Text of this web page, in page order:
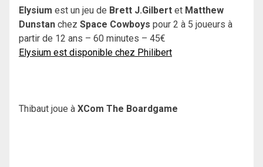
Elysium est un jeu de Brett J.Gilbert et Matthew
Dunstan chez Space Cowboys pour 2 à 5 joueurs à
partir de 12 ans – 60 minutes – 45€
Elysium est disponible chez Philibert
Thibaut joue à XCom The Boardgame